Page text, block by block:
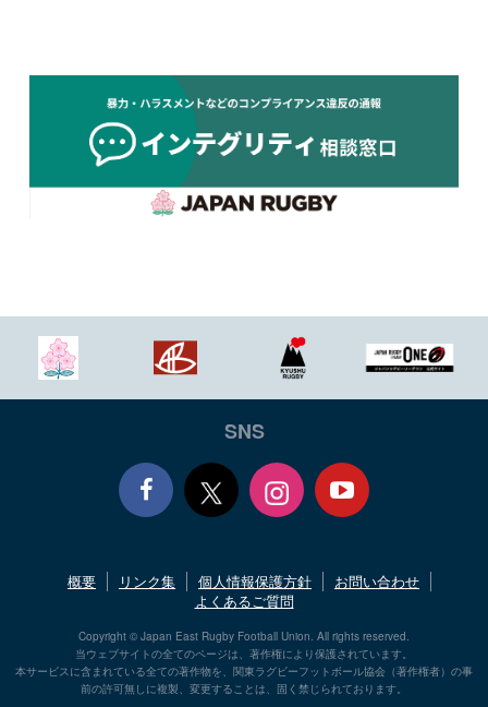
SNS
book
ube
概要 リンク集 個人情報保護方針
お問い合わせ
よくあるご質問
Copyright © Japan East Rugby Football Union. All rights reserved.
当ウェブサイトの全てのページは、著作権により保護されています。
本サービスに含まれている全ての著作物を、関東ラグビーフットボール協会（著作権者）の事
前の許可無しに複製、変更することは、固く禁じられております。